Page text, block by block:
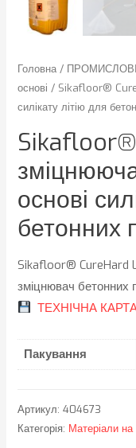
Головна /
основі / Sikafloor®
силікату літію для
основі
бетонних
Sikafloor® CureHard
зміцнювач бетонних
ТЕХНІЧНА
Пакування
Артикул:404673
Категорія: Матеріали на